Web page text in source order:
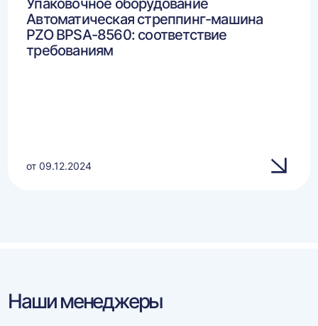
Упаковочное оборудование
Автоматическая стреппинг-машина
PZO BPSA-8560: соответствие
требованиям
от 09.12.2024
Наши менеджеры